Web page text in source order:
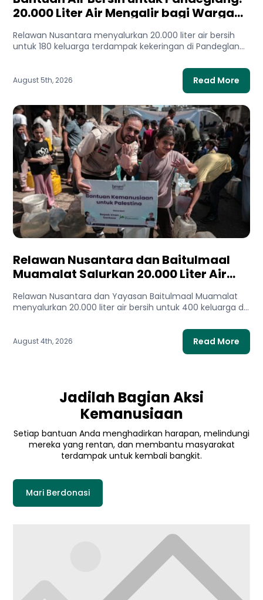
20.000 Liter Air Mengalir bagi Warga
Relawan Nusantara menyalurkan 20.000 liter air bersih
untuk 180 keluarga terdampak kekeringan di Pandeglang,
August 5th, 2026 Read More
Relawan Nusantara dan Baitulmaal
Muamalat Salurkan 20.000 Liter Air
Relawan Nusantara dan Yayasan Baitulmaal Muamalat
menyalurkan 20.000 liter air bersih untuk 400 keluarga di
August 4th, 2026 Read More
Jadilah Bagian Aksi
Kemanusiaan
Setiap bantuan Anda menghadirkan harapan, melindungi
mereka yang rentan, dan membantu masyarakat
terdampak untuk kembali bangkit.
Mari Berdonasi